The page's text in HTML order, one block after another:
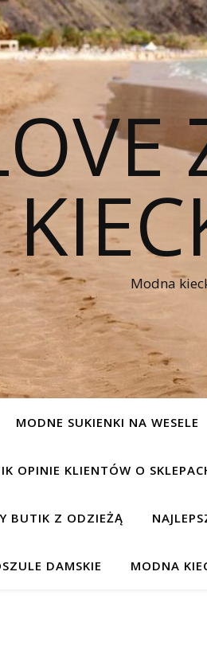
Modna
MODNE SUKIENKI NA WESELE
OPINIE KLIENTÓW O
BUTIK Z ODZIEŻĄ
DAMSKIE MODNA